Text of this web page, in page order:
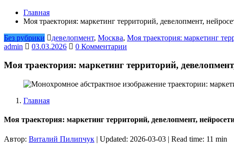
Главная
Моя траектория: маркетинг территорий, девелопмент,
Без рубрики
девелопмент, Москва, Моя траектория: маркетинг
admin
03.03.2026 0 Комментарии
Моя траектория: маркетинг территорий,
Главная
Моя траектория: маркетинг территорий, девелопмент,
Автор: Виталий Пилипчук | Updated: 2026-03-03 | Read time: 11 min